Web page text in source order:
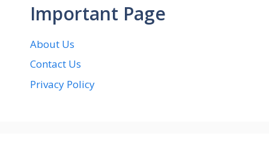
Important Page
About Us
Contact Us
Privacy Policy